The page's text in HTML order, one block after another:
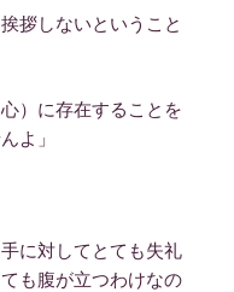
拶しないということ
）に存在することを
よ」
に対してとても失礼
も腹が立つわけなの